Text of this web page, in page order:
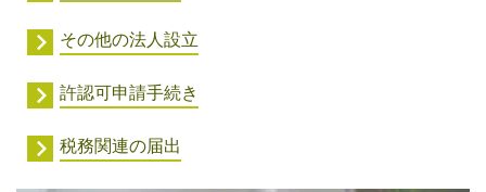
その他の法人設立
許認可申請手続き
税務関連の届出